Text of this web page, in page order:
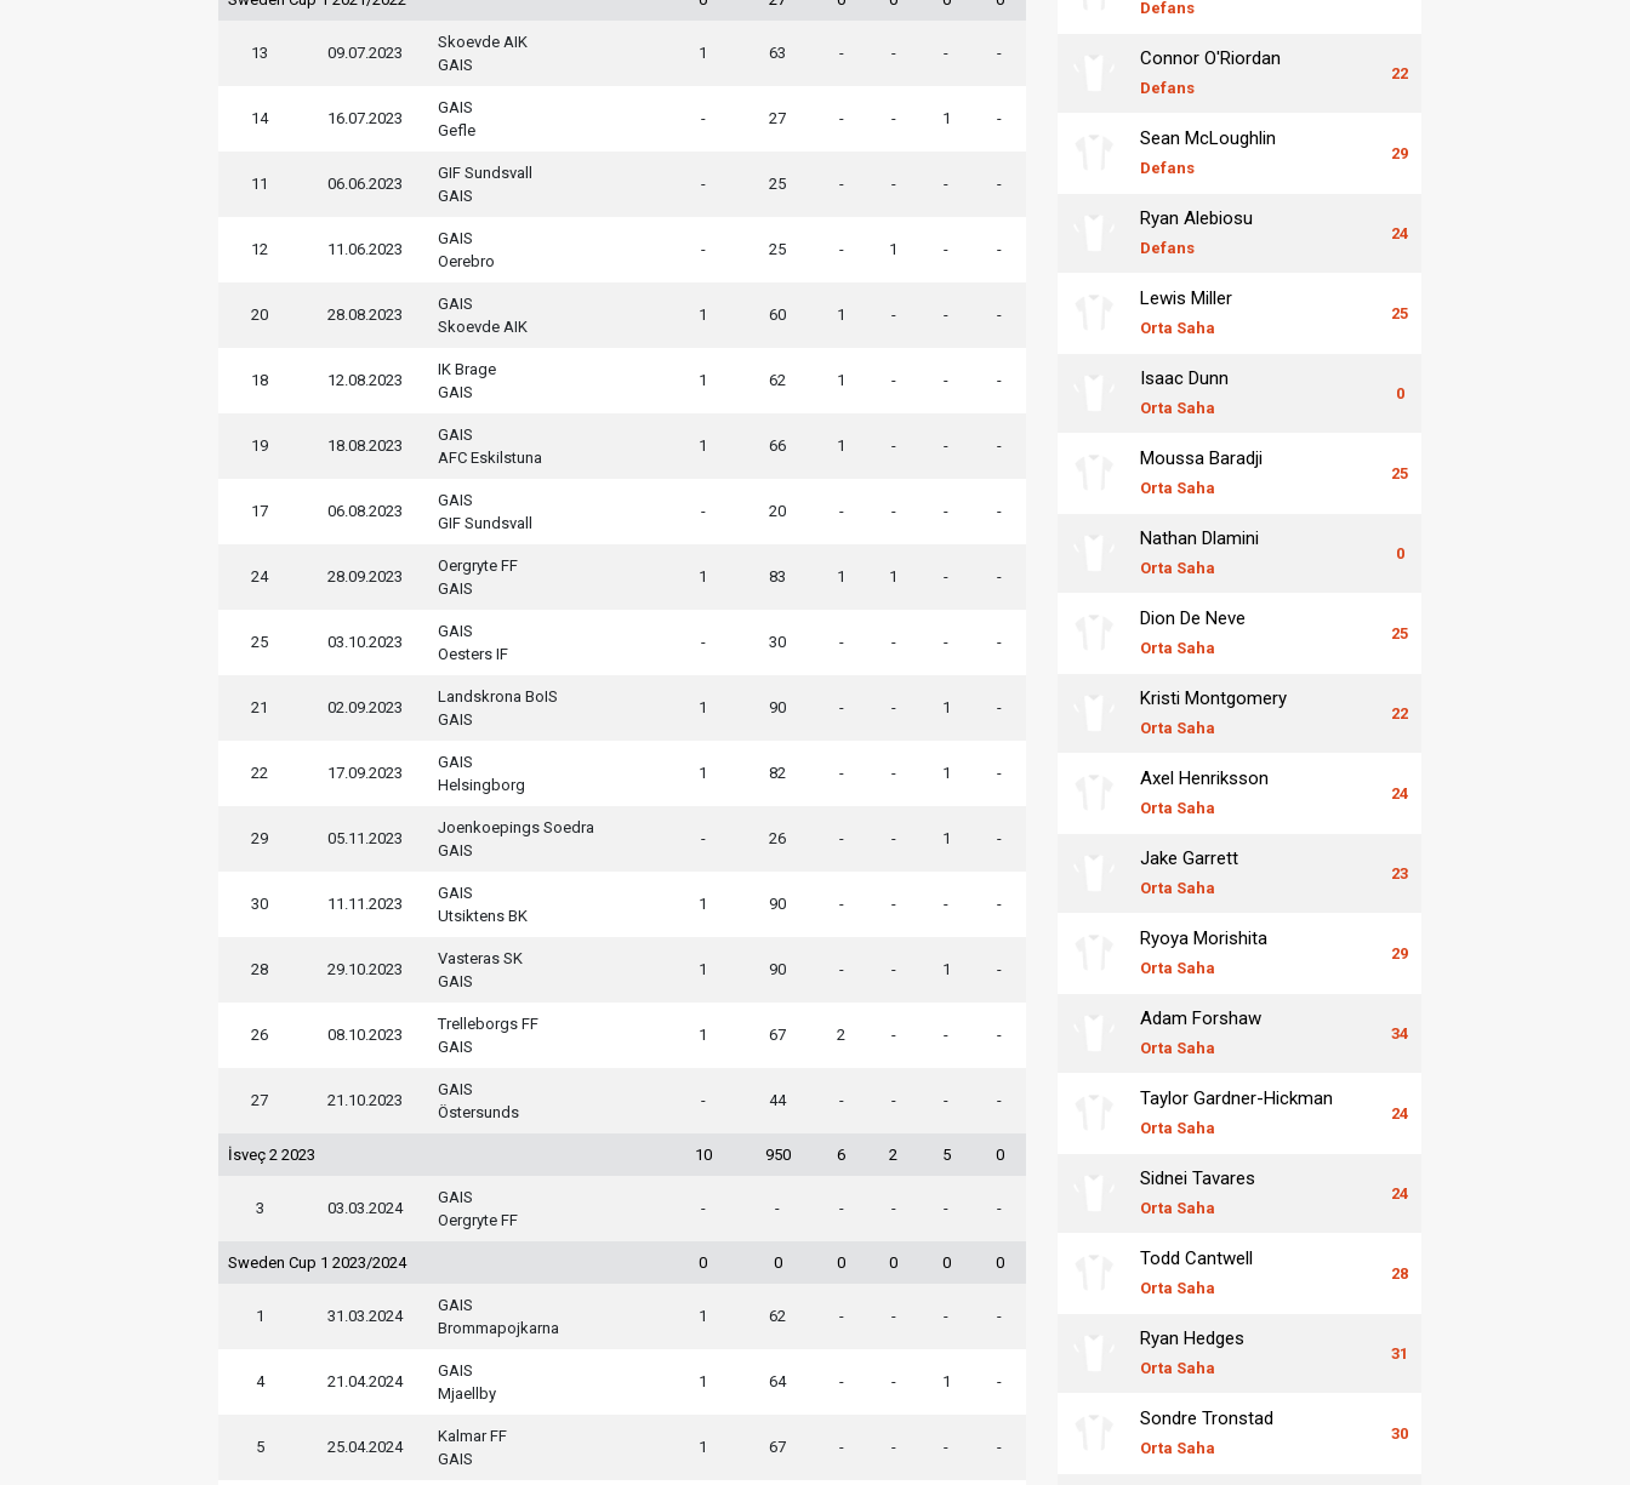
13 09.07.2023
Skoevde AIK
GAIS
1 63 - - - -
14 16.07.2023
GAIS
Gefle
- 27 - - 1 -
11 06.06.2023
GIF Sundsvall
GAIS
- 25 - - - -
12 11.06.2023
GAIS
Oerebro
- 25 - 1 - -
20 28.08.2023
GAIS
Skoevde AIK
1 60 1 - - -
18 12.08.2023
IK Brage
GAIS
1 62 1 - - -
19 18.08.2023
GAIS
AFC Eskilstuna
1 66 1 - - -
17 06.08.2023
GAIS
GIF Sundsvall
- 20 - - - -
24 28.09.2023
Oergryte FF
GAIS
1 83 1 1 - -
25 03.10.2023
GAIS
Oesters IF
- 30 - - - -
21 02.09.2023
Landskrona BoIS
GAIS
1 90 - - 1 -
22 17.09.2023
GAIS
Helsingborg
1 82 - - 1 -
29 05.11.2023
Joenkoepings Soedra
GAIS
- 26 - - 1 -
30 11.11.2023
GAIS
Utsiktens BK
1 90 - - - -
28 29.10.2023
Vasteras SK
GAIS
1 90 - - 1 -
26 08.10.2023
Trelleborgs FF
GAIS
1 67 2 - - -
27 21.10.2023
GAIS
Östersunds
- 44 - - - -
İsveç 2 2023 10 950 6 2 5 0
3 03.03.2024
GAIS
Oergryte FF
- - - - - -
Sweden Cup 1 2023/2024 0 0 0 0 0 0
1 31.03.2024
GAIS
Brommapojkarna
1 62 - - - -
4 21.04.2024
GAIS
Mjaellby
1 64 - - 1 -
5 25.04.2024
Kalmar FF
GAIS
1 67 - - - -
Defans
Connor O'Riordan
Defans
22
Sean McLoughlin
Defans
29
Ryan Alebiosu
Defans
24
Lewis Miller
Orta Saha
25
Isaac Dunn
Orta Saha
0
Moussa Baradji
Orta Saha
25
Nathan Dlamini
Orta Saha
0
Dion De Neve
Orta Saha
25
Kristi Montgomery
Orta Saha
22
Axel Henriksson
Orta Saha
24
Jake Garrett
Orta Saha
23
Ryoya Morishita
Orta Saha
29
Adam Forshaw
Orta Saha
34
Taylor Gardner-Hickman
Orta Saha
24
Sidnei Tavares
Orta Saha
24
Todd Cantwell
Orta Saha
28
Ryan Hedges
Orta Saha
31
Sondre Tronstad
Orta Saha
30